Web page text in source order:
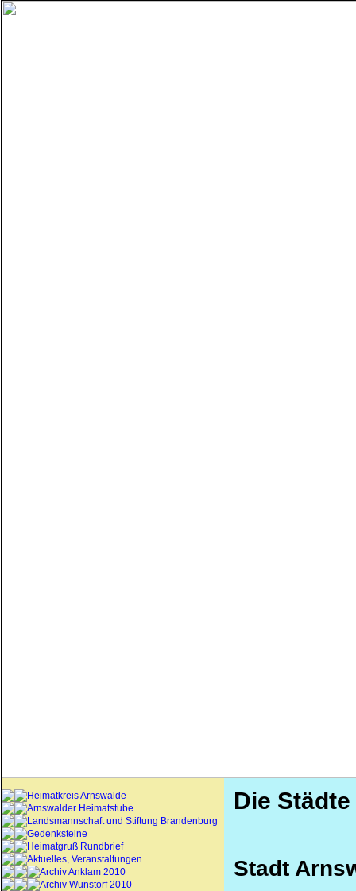
Heimatkreis Arnswalde
Arnswalder Heimatstube
Landsmannschaft und Stiftung Brandenburg
Gedenksteine
Heimatgruß Rundbrief
Aktuelles, Veranstaltungen
Archiv Anklam 2010
Archiv Wunstorf 2010
Die
Stadt